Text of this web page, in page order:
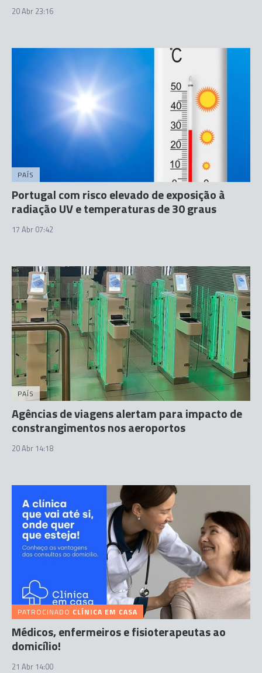
20 Abr 23:16
PAÍS
Portugal com risco elevado de exposição à
radiação UV e temperaturas de 30 graus
17 Abr 07:42
PAÍS
Agências de viagens alertam para impacto de
constrangimentos nos aeroportos
20 Abr 14:18
PATROCINADO CLÍNICA EM CASA
Médicos, enfermeiros e fisioterapeutas ao
domicílio!
21 Abr 14:00